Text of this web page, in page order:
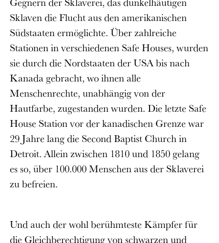
Sklaven die Flucht aus den amerikanischen
Südstaaten ermöglichte. Über zahlreiche
Stationen in verschiedenen Safe Houses, wurden
sie durch die Nordstaaten der USA bis nach
Kanada gebracht, wo ihnen alle
Menschenrechte, unabhängig von der
Hautfarbe, zugestanden wurden. Die letzte Safe
House Station vor der kanadischen Grenze war
29 Jahre lang die Second Baptist Church in
Detroit. Allein zwischen 1810 und 1850 gelang
es so, über 100.000 Menschen aus der Sklaverei
zu befreien.
Und auch der wohl berühmteste Kämpfer für
die Gleichberechtigung von schwarzen und